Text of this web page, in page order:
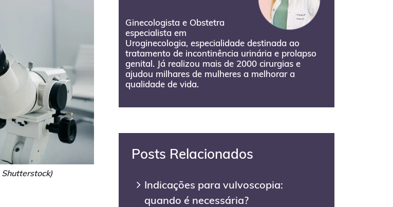
Ginecologista e Obstetra
especialista em
Uroginecologia, especialidade destinada ao
tratamento de incontinência urinária e prolapso
genital. Já realizou mais de 2000 cirurgias e
ajudou milhares de mulheres a melhorar a
qualidade de vida.
Posts Relacionados
Indicações para vulvoscopia:
quando é necessária?